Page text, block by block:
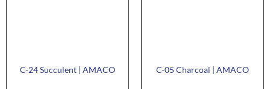
C-24 Succulent | AMACO C-05 Charcoal | AMACO